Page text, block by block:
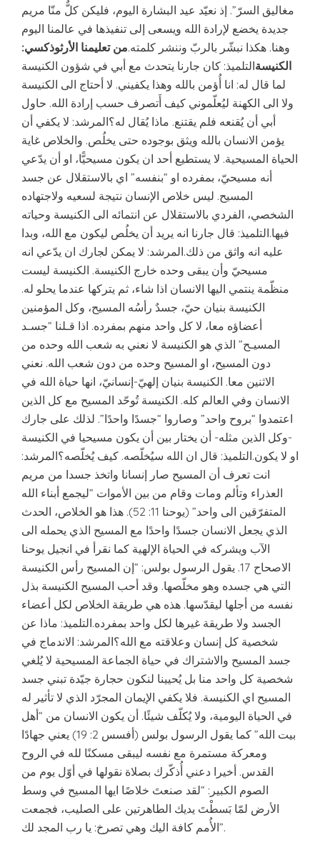
مغاليق السرّ”. إذ نعيّد عيد البشارة اليوم، فليكن كلٌّ منّا مريم
جديدة يخضع لإرادة الله ويسعى إلى تنفيذها في عالمنا اليوم
وهنا. هكذا نبشّر بالربّ وننشر كلمته.من تعليمنا الأرثوذكسي:
الكنيسةالتلميذ: كان جارنا يتحدث مع أبي في شؤون الكنيسة
لما قال له: انا أُؤمن بالله وهذا يكفيني. لا أحتاج الى الكنيسة
ولا الى الكهنة ليُعلّموني كيف أَتصرف حسب إرادة الله. حاول
أبي أن يُقنعه فلم يقتنع. ماذا يُقال له؟المرشد: لا يكفي أن
يؤمن الانسان بالله ويثق بوجوده حتى يخلُص. والخلاص غاية
الحياة المسيحية. لا يستطيع أحد ان يكون مسيحيًّا، او أن يدّعي
أنه مسيحيّ، بمفرده او “بنفسه” اي بالاستقلال عن جسد
المسيح. ليس خلاص الإنسان نتيجة لسعيه ولاجتهاده
الشخصي، الفردي بالاستقلال عن انتمائه الى الكنيسة وحياته
فيها.التلميذ: قال جارنا انه يريد أن يخلُص ليكون مع الله، وبدا
عليه انه واثق من ذلك.المرشد: لا يمكن لجارك ان يدّعي انه
مسيحيّ وأن يبقى وحده خارج الكنيسة. الكنيسة ليست
منظّمة ينتمي اليها الانسان اذا شاء، ثم يتركها عندما يحلو له.
الكنيسة بنيان حيّ، جسدٌ رأسُه المسيح، وكل المؤمنين
أعضاؤه معا، لا كل واحد منهم بمفرده. اذا قـلنا “جسـد
المسيـح” الذي هو الكنيسة لا نعني به شعب الله وحده من
دون المسيح، او المسيح وحده من دون شعب الله. نعني
الاثنين معا. الكنيسة بنيان إلهيّ-إنسانيّ، انها حياة الله في
الانسان وفي العالم كله. الكنيسة تُوحّد المسيح مع كل الذين
اعتمدوا “بروح واحد” وصاروا “جسدًا واحدًا”. لذلك على جارك
-وكل الذين مثله- أن يختار بين أن يكون مسيحيا في الكنيسة
او لا يكون.التلميذ: قال ان الله سيُخلّصه. كيف يُخلّصه؟المرشد:
انت تعرف أن المسيح صار إنسانا واتخذ جسدا من مريم
العذراء وتألم ومات وقام من بين الأموات “ليجمع أبناء الله
المتفرّقين الى واحد” (يوحنا 11: 52). هذا هو الخلاص، الحدث
الذي يجعل الانسان جسدًا واحدًا مع المسيح الذي يحمله الى
الآب ويشركه في الحياة الإلهية كما نقرأ في انجيل يوحنا
الاصحاح 17. يقول الرسول بولس: “إن المسيح رأس الكنيسة
التي هي جسده وهو مخلّصها. وقد أحب المسيح الكنيسة بذل
نفسه من أجلها ليقدّسها. هذه هي طريقة الخلاص لكل أعضاء
الجسد ولا طريقة غيرها لكل واحد بمفرده.التلميذ: ماذا عن
شخصية كل إنسان وعلاقته مع الله؟المرشد: الاندماج في
جسد المسيح والاشتراك في حياة الجماعة المسيحية لا يُلغي
شخصية كل واحد منا بل يُحيينا لنكون حجارة جيّدة تبني جسد
المسيح اي الكنيسة. فلا يكفي الإيمان المجرّد الذي لا تأثير له
في الحياة اليومية، ولا يُكلّف شيئًا. أن يكون الانسان من “أهل
بيت الله” كما يقول الرسول بولس (أفسس 2: 19) يعني جهادًا
ومعركة مستمرة مع نفسه ليبقى مسكنًا لله في الروح
القدس. أخيرا دعني أُذكّرك بصلاة نقولها في أوّل يوم من
الصوم الكبير: “لقد صنعتَ خلاصًا ايها المسيح في وسط
الأرض لمّا بَسطْتَ يديك الطاهرتين على الصليب، فجمعت
الأُمم كافة اليك وهي تصرخ: يا رب المجد لك”.